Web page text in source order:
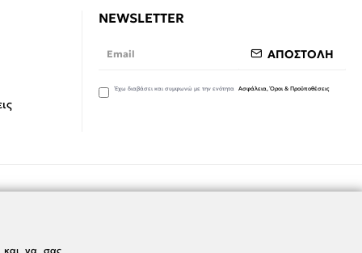
NEWSLETTER
ΑΠΟΣΤΟΛΗ
Έχω διαβάσει και συμφωνώ με την ενότητα Ασφάλεια, Όροι & Προϋποθέσεις
και να σας